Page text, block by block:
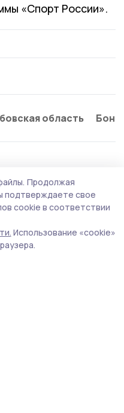
«Спорт России».
область
повышение
Продолжая
подтверждаете свое
cookie в соответствии
Использование «cookie»